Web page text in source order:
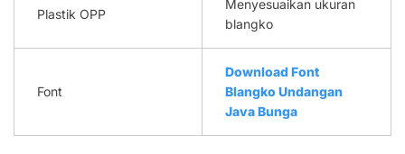
Plastik OPP
Menyesuaikan ukuran
blangko
Font
Download Font
Blangko Undangan
Java Bunga